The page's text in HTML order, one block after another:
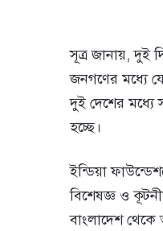
সূত্র জানায়, দুই
জনগণের মধ্যে
দুই দেশের
হচ্ছে।
ইন্ডিয়া
বিশেষজ্ঞ ও
বাংলাদেশ